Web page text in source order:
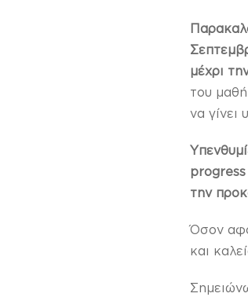
μέχρι
του
να γίνει
progress
την
Όσον
και